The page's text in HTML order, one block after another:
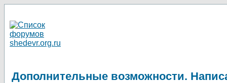
Дополнительные возможности.